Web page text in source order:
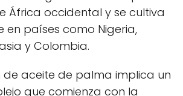
África occidental y se cultiva
en países como Nigeria,
y Colombia.
de aceite de palma implica un
que comienza con la